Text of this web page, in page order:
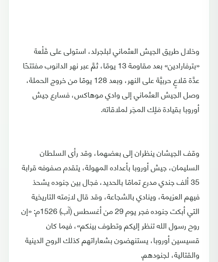
وخلال طريق الجيش العثماني لبلجرلد، استولى على قَلْعة
«بترفارادين» بعد مقاومة 13 يومًا، ثمَّ عبر نهر الدانوب مفتتحًا
عدَّة قلاعٍ حربيَّة على النهر، وبعد 128 يومًا من خروج الحملة،
وصل الجيش العثماني إلى وادي موهاكس، فسارع جيش
أوروبا بقيادة مَلِك المجَر لملاقاته.
وقف الجيشان ينظران إلى بعضهما، وقد رأى السلطان
السليمان، جيش أوروبا بأعداده المهولة، يتقدم صفوفه قرابة
35 ألف جندي مدرع تمامًا بالحديد، فجال بين جنوده يشحذ
فيهم العزيمة، وينادي بالشجاعة، وقد قال لازمته التاريخية
التي أبكت جنوده فجر يوم 29 من أغسطس (آب) 1526م: «إن
روح رسول الله تنظر إليكم وتطوف بينكم»، فيما كان
قسيسين أوروبا، يستنهضون بشعاراتهم كذلك الروح الدينية
والقتالية، لجنودهم.